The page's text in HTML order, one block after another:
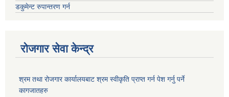
डकुमेन्ट रुपान्तरण गर्न
रोजगार सेवा केन्द्र
श्रम तथा रोजगार कार्यालयबाट श्रम स्वीकृति प्राप्त गर्न पेश गर्नु पर्ने
कागजातहरु